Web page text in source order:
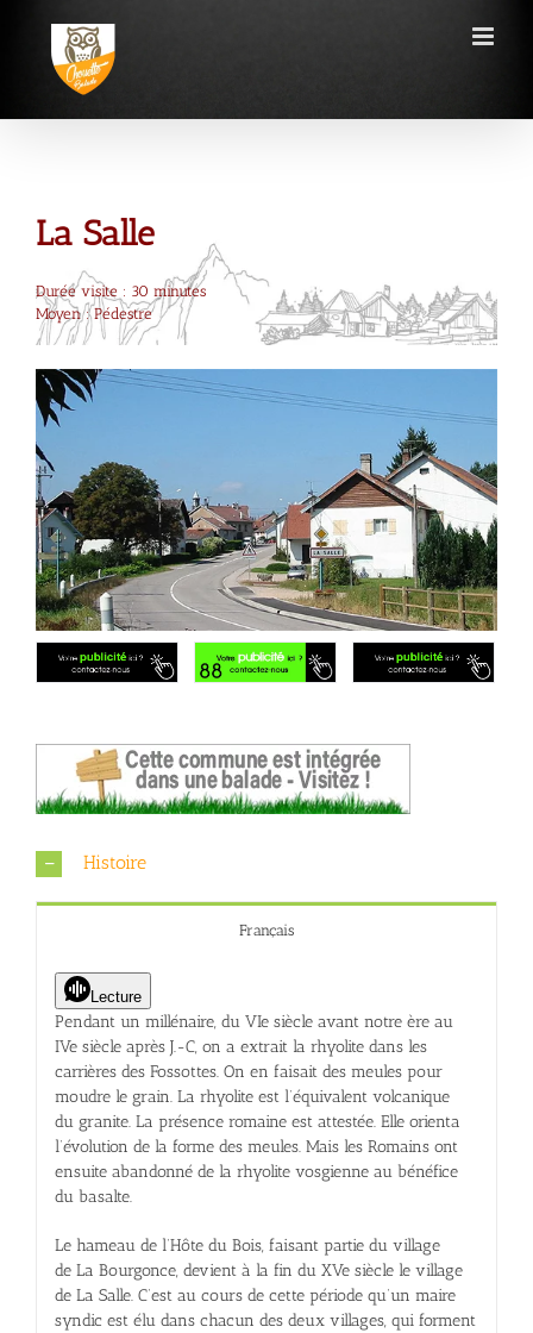
contenu
La Salle
Durée visite : 30 minutes
Moyen : Pédestre
Histoire
Français
Lecture
Pendant un millénaire, du VIe siècle avant notre ère au
IVe siècle après J.-C, on a extrait la rhyolite dans les
carrières des Fossottes. On en faisait des meules pour
moudre le grain. La rhyolite est l’équivalent volcanique
du granite. La présence romaine est attestée. Elle orienta
l’évolution de la forme des meules. Mais les Romains ont
ensuite abandonné de la rhyolite vosgienne au bénéfice
du basalte.
Le hameau de l’Hôte du Bois, faisant partie du village
de La Bourgonce, devient à la fin du XVe siècle le village
de La Salle. C’est au cours de cette période qu’un maire
syndic est élu dans chacun des deux villages, qui forment